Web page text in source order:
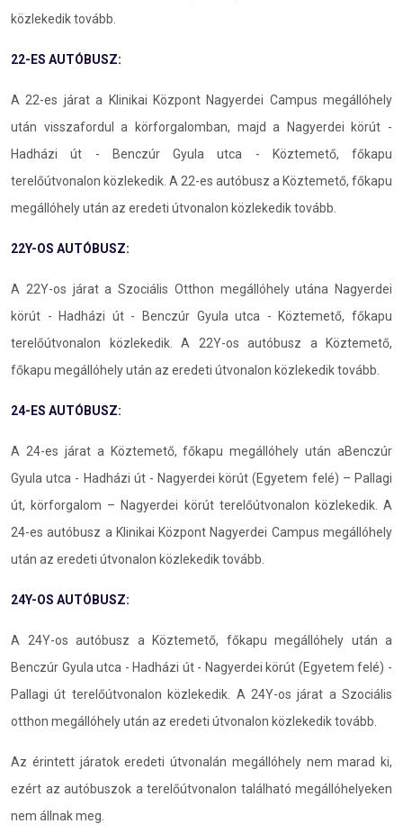
közlekedik tovább.
22-ES AUTÓBUSZ:
A 22-es járat a Klinikai Központ Nagyerdei Campus megállóhely
után visszafordul a körforgalomban, majd a Nagyerdei körút -
Hadházi út - Benczúr Gyula utca - Köztemető, főkapu
terelőútvonalon közlekedik. A 22-es autóbusz a Köztemető, főkapu
megállóhely után az eredeti útvonalon közlekedik tovább.
22Y-OS AUTÓBUSZ:
A 22Y-os járat a Szociális Otthon megállóhely utána Nagyerdei
körút - Hadházi út - Benczúr Gyula utca - Köztemető, főkapu
terelőútvonalon közlekedik. A 22Y-os autóbusz a Köztemető,
főkapu megállóhely után az eredeti útvonalon közlekedik tovább.
24-ES AUTÓBUSZ:
A 24-es járat a Köztemető, főkapu megállóhely után aBenczúr
Gyula utca - Hadházi út - Nagyerdei körút (Egyetem felé) – Pallagi
út, körforgalom – Nagyerdei körút terelőútvonalon közlekedik. A
24-es autóbusz a Klinikai Központ Nagyerdei Campus megállóhely
után az eredeti útvonalon közlekedik tovább.
24Y-OS AUTÓBUSZ:
A 24Y-os autóbusz a Köztemető, főkapu megállóhely után a
Benczúr Gyula utca - Hadházi út - Nagyerdei körút (Egyetem felé) -
Pallagi út terelőútvonalon közlekedik. A 24Y-os járat a Szociális
otthon megállóhely után az eredeti útvonalon közlekedik tovább.
Az érintett járatok eredeti útvonalán megállóhely nem marad ki,
ezért az autóbuszok a terelőútvonalon található megállóhelyeken
nem állnak meg.